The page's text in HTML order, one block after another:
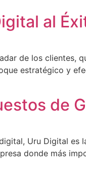
al
de los clientes,
estratégico y
de
Uru Digital es
donde más